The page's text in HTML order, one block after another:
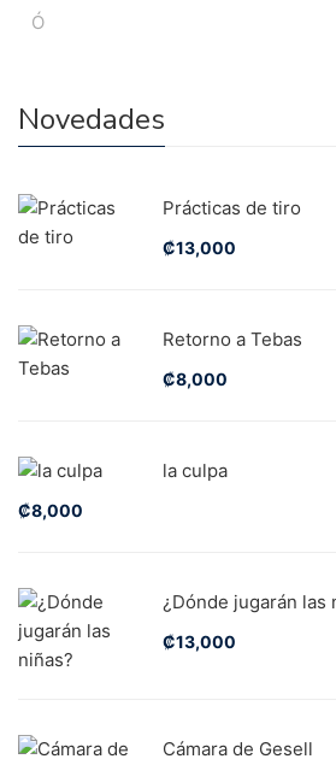
Ó
Novedades
Prácticas de tiro
₡13,000
Retorno a Tebas
₡8,000
la culpa
₡8,000
¿Dónde jugarán las
₡13,000
Cámara de Gesell